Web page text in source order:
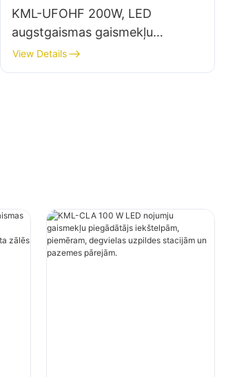
KML-UFOHF 200W, LED
augstgaismas gaismekļu
piegādātājs iekštelpu
apgaismojumam izstāžu zālēs,
View Details